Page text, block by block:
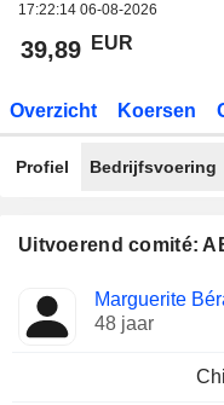
17:22:14 06-08-2026
39,89 EUR
Overzicht Koersen
Profiel Bedrijfsvoering
Uitvoerend comité:
Bedrijfsleider
Beklede
functies
Marguerite
48 jaar